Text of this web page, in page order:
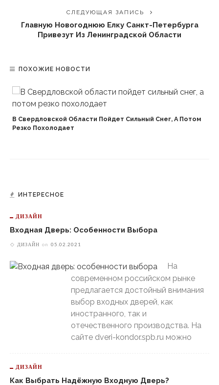
СЛЕДУЮЩАЯ ЗАПИСЬ
Главную Новогоднюю Елку Санкт-Петербурга
Привезут Из Ленинградской Области
ПОХОЖИЕ НОВОСТИ
В Свердловской Области Пойдет Сильный Снег, А Потом
Резко Похолодает
ИНТЕРЕСНОЕ
ДИЗАЙН
Входная Дверь: Особенности Выбора
ДИЗАЙН on 05.02.2021
На
современном российском рынке
предлагается достойный внимания
выбор входных дверей, как
иностранного, так и
отечественного производства. На
сайте dveri-kondor.spb.ru можно
ДИЗАЙН
Как Выбрать Надёжную Входную Дверь?